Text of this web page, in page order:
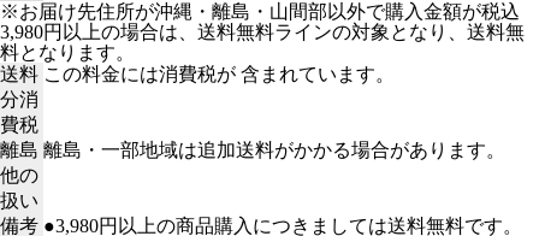
※お届け先住所が沖縄・離島・山間部以外で購入金額が税込
3,980円以上の場合は、送料無料ラインの対象となり、送料無
料となります。
送料
分消
費税
この料金には消費税が 含まれています。
離島
他の
扱い
離島・一部地域は追加送料がかかる場合があります。
備考 ●3,980円以上の商品購入につきましては送料無料です。